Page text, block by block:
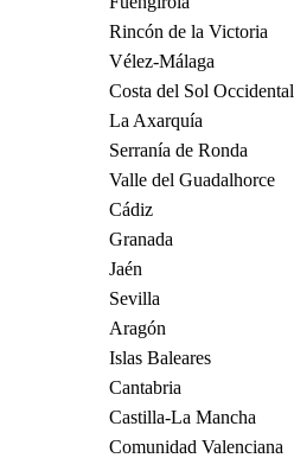
Rincón de la Victoria
Vélez-Málaga
Costa del Sol Occidental
La Axarquía
Serranía de Ronda
Valle del Guadalhorce
Cádiz
Granada
Jaén
Sevilla
Aragón
Islas Baleares
Cantabria
Castilla-La Mancha
Comunidad Valenciana